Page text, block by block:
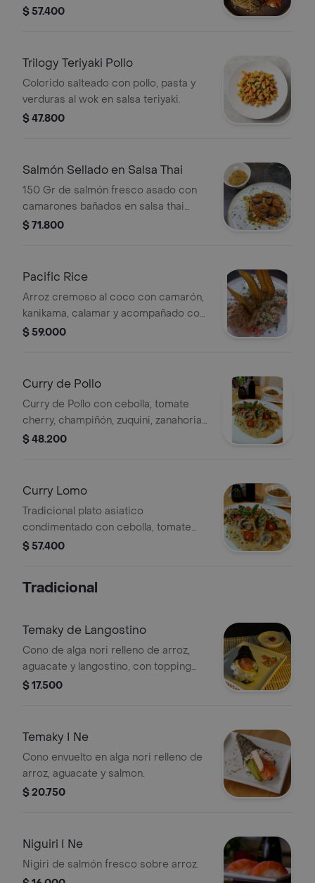
teriyaki.
$ 57.400
Trilogy Teriyaki Pollo
Colorido salteado con pollo, pasta y
verduras al wok en salsa teriyaki.
$ 47.800
Salmón Sellado en Salsa Thai
150 Gr de salmón fresco asado con
camarones bañados en salsa thai
sobre una base de vegetales
$ 71.800
Pacific Rice
Arroz cremoso al coco con camarón,
kanikama, calamar y acompañado con
chips de plátano verde.
$ 59.000
Curry de Pollo
Curry de Pollo con cebolla, tomate
cherry, champiñón, zuquini, zanahoria,
curry y cebollín.
$ 48.200
Curry Lomo
Tradicional plato asiatico
condimentado con cebolla, tomate
cherry, champiñon, zuquini,zanahoria ,
$ 57.400
Tradicional
Temaky de Langostino
Cono de alga nori relleno de arroz,
aguacate y langostino, con topping
crujiente.
$ 17.500
Temaky I Ne
Cono envuelto en alga nori relleno de
arroz, aguacate y salmon.
$ 20.750
Niguiri I Ne
Nigiri de salmón fresco sobre arroz.